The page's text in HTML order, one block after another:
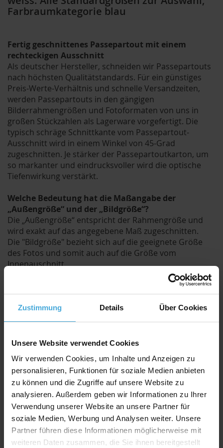
Zustimmung Details Über Cookies
Unsere Website verwendet Cookies
Wir verwenden Cookies, um Inhalte und Anzeigen zu
personalisieren, Funktionen für soziale Medien anbieten
zu können und die Zugriffe auf unsere Website zu
analysieren. Außerdem geben wir Informationen zu Ihrer
Verwendung unserer Website an unsere Partner für
soziale Medien, Werbung und Analysen weiter. Unsere
Partner führen diese Informationen möglicherweise mit
weiteren Daten zusammen, die Sie ihnen bereitgestellt
Farbraumkategorie blau
Fertig geschnittenes Passepartout mit einem
rechteckigen Ausschnitt
Als deutscher Hersteller, schneiden wir Passepartouts
nach höchsten Qualitätstandards. Für ein günstiges
Preis-Werte-Verhältnis und schnelle Versandzeiten,
werden Passepartouts in den gängigen
Bilderrahmengrößen und Fotoformaten von uns in
großen Stückzahlen als Lagerware vorgefertigt. Die
typisch schräge Schnittkante vom Passepartout-
Ausschnitt wird in einem Winkel von 45-Grad
zugeschnitten. Je stärker der Passepartoutkarton, um
so markanter und eindrucksvoller wird die optische
Tiefenwirkung verstärkt.
Welche Bedeutung hat die Maßangabe der
„Außengröße“ und der „Bildgröße“?
Die „Außengröße“ entspricht der Rahmengröße und
wird exakt auf das angegebene Maß zugeschnitten.
Die "Bildgröße" bezieht sich auf die geeignete Größe
des Fotos und somit auch auf die Größe vom
Innenauschnitt.
Der Ausschnitt wird jedoch um ca. 8mm kleiner
Durch den etwas kleineren Ausschnitt kann das Bild /
Foto hinter dem Passepartout befestigt werden und
fällt nicht duch.
Qualitativ hochwertiger Passepartoutkarton für
Verhältnis
AlphaUVplus- WhiteAlpha
Die Serie „WhiteAlpha “ steht für einen hoch weißen
Basiskarton aus 100% Alphazellulose.
Über 200 Oberflächenfarben stehen zur Auswahl und
erhalten durch den weißen Schrägschnitt eine klare
abgrenzende Optik.